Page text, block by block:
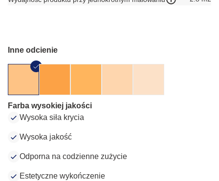
Inne odcienie
Farba wysokiej jakości
Wysoka siła krycia
Wysoka jakość
Odporna na codzienne zużycie
Estetyczne wykończenie